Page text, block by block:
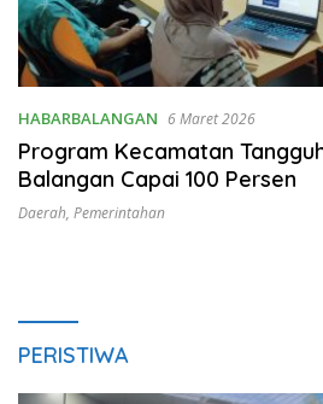
HABARBALANGAN 6 Maret 2026
Program Kecamatan
Balangan Capai 100 Persen
Daerah, Pemerintahan
PERISTIWA